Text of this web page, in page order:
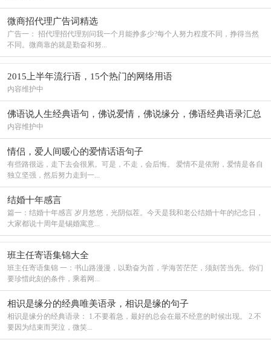
微商招代理广告词精选
广告一： 招代理招代理别问我一个月能挣多少?每个人努力程度不同，挣得当然
不同。微商靠的就是勤奋和努...
2015上半年流行语，15个热门的网络用语
内容维护中
佛语说人生经典语句，佛说爱情，佛说缘分，佛语经典语录汇总
大全
内容维护中
情侣，爱人间暖心的爱情话语句子
有些路很远，走下去会很累。可是，不走，会后悔。 爱情不是依附，爱情是各自
独立坚强，然后努力走到一...
结婚十年感言
篇一：结婚十年感言 岁月悠悠，光阴似茬。今天是我和老公结婚十年的纪念日，
大家都说十周年是锡婚寓意...
班主任寄语集锦大全
班主任寄语集锦 一：书山路漫漫，以勤奋为首，学海苦茫茫，须刻苦当先。你们
要珍惜此刻的条件，乘着网...
相识是缘分的经典唯美语录，相识是缘的句子
相识是缘分的经典语录： 1.不要着急，最好的总会在最不经意的时候出现。 2.不
要因为结束而哭泣，微笑...